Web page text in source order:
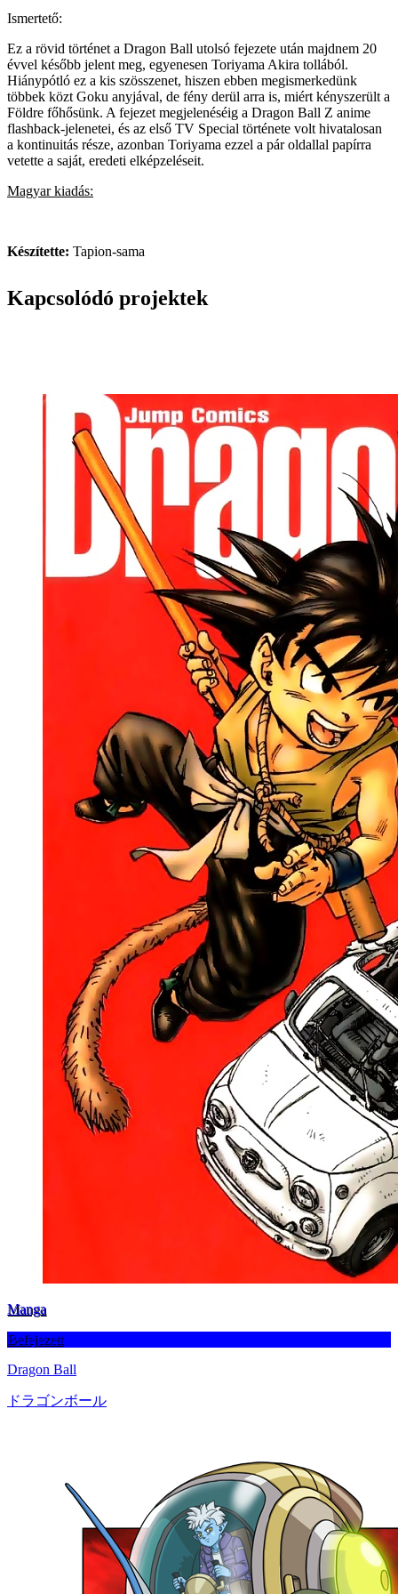
Ismertető:
Ez a rövid történet a Dragon Ball utolsó fejezete után majdnem 20
évvel később jelent meg, egyenesen Toriyama Akira tollából.
Hiánypótló ez a kis szösszenet, hiszen ebben megismerkedünk
többek közt Goku anyjával, de fény derül arra is, miért kényszerült a
Földre főhősünk. A fejezet megjelenéséig a Dragon Ball Z anime
flashback-jelenetei, és az első TV Special története volt hivatalosan
a kontinuitás része, azonban Toriyama ezzel a pár oldallal papírra
vetette a saját, eredeti elképzeléseit.
Magyar kiadás:
Készítette: Tapion-sama
Kapcsolódó projektek
Manga
Befejezett
Dragon Ball
ドラゴンボール